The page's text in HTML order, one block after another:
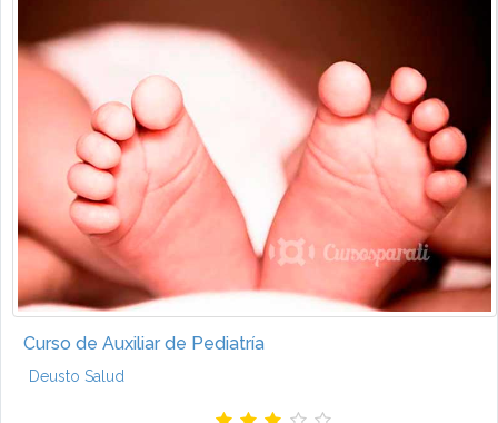
Curso de Auxiliar de Pediatría
Deusto Salud